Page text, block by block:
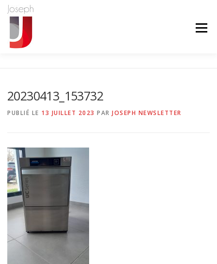
Aller
contenu
Menu
MAINTENANCE
LINKEDIN
20230413_153732
PUBLIÉ LE 13 JUILLET 2023 PAR JOSEPH NEWSLETTER